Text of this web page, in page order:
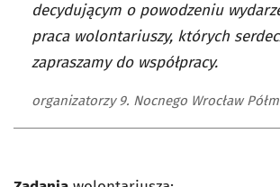
decydującym o powodzeniu
praca wolontariuszy, których
zapraszamy do współpracy.
organizatorzy 9. Nocnego Wrocław